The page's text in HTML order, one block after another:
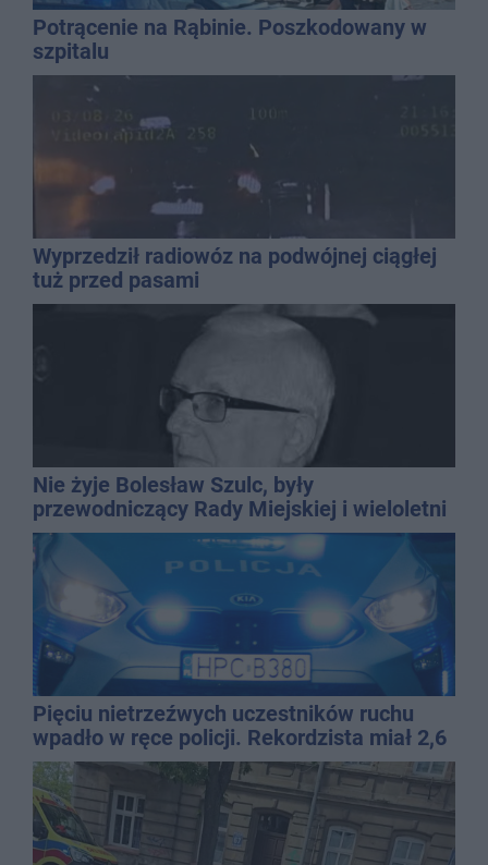
Potrącenie na Rąbinie. Poszkodowany w
szpitalu
Wyprzedził radiowóz na podwójnej ciągłej
tuż przed pasami
Nie żyje Bolesław Szulc, były
przewodniczący Rady Miejskiej i wieloletni
dyrektor SP 14
Pięciu nietrzeźwych uczestników ruchu
wpadło w ręce policji. Rekordzista miał 2,6
promila